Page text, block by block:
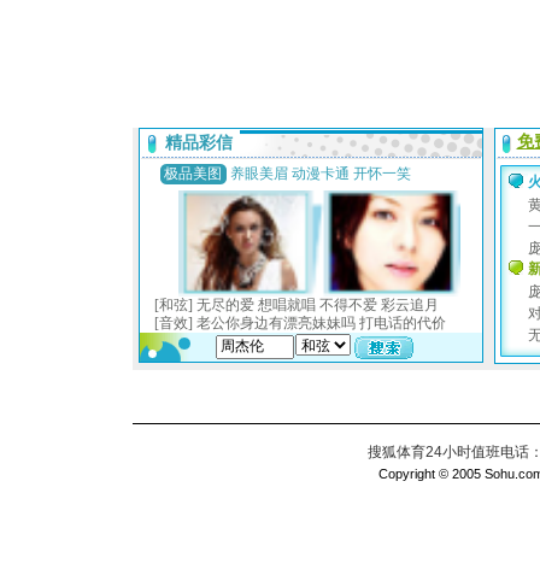
搜狐体育24小时值班电话
Copyright © 2005